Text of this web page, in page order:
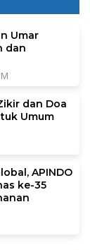
Umar
dan
dan Doa
Umum
APINDO
ke-35